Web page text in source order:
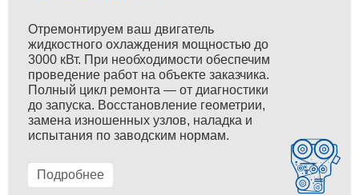
Отремонтируем ваш двигатель
жидкостного охлаждения мощностью до
3000 кВт. При необходимости обеспечим
проведение работ на объекте заказчика.
Полный цикл ремонта — от диагностики
до запуска. Восстановление геометрии,
замена изношенных узлов, наладка и
испытания по заводским нормам.
Подробнее